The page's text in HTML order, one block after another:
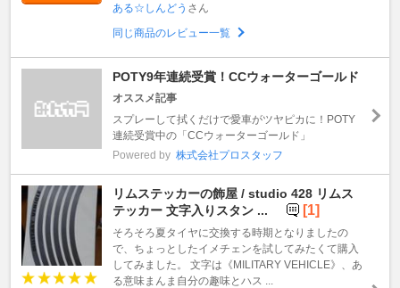
ある☆しんどう さん
同じ商品のレビュー一覧
POTY9年連続受賞！CCウォーターゴールド
オススメ記事
スプレーして拭くだけで愛車がツヤピカに！POTY
連続受賞中の「CCウォーターゴールド」
Powered by 株式会社プロスタッフ
リムステッカーの飾屋 / studio 428 リムス
テッカー 文字入りスタン ...
[1]
そろそろ夏タイヤに交換する時期となりましたの
で、ちょっとしたイメチェンを試してみたくて購入
してみました。 文字は《MILITARY VEHICLE》、あ
る意味まんま自分の趣味とハス ...